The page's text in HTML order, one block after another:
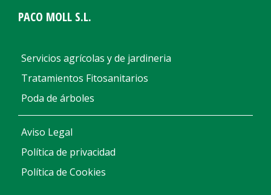
PACO MOLL S.L.
Servicios agrícolas y de jardineria
Tratamientos Fitosanitarios
Poda de árboles
Aviso Legal
Política de privacidad
Política de Cookies